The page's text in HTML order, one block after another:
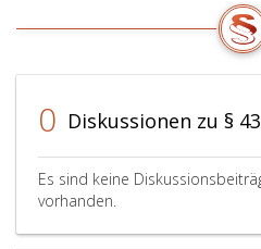
0 Diskussionen zu §
Es sind keine
vorhanden.